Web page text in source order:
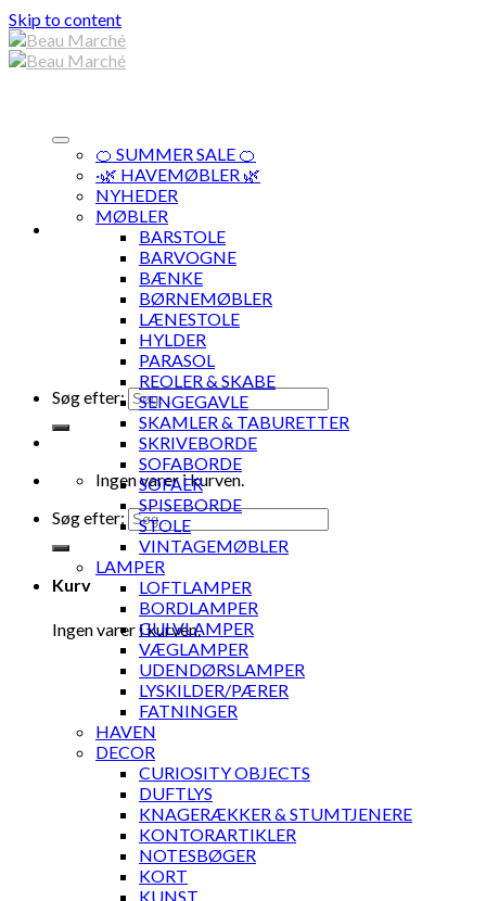
Skip to content
Søg efter:
Ingen varer i kurven.
Søg efter:
Kurv
Ingen varer i kurven.
🍊 SUMMER SALE 🍊
·🌿 HAVEMØBLER 🌿
NYHEDER
MØBLER
BARSTOLE
BARVOGNE
BÆNKE
BØRNEMØBLER
LÆNESTOLE
HYLDER
PARASOL
REOLER & SKABE
SENGEGAVLE
SKAMLER & TABURETTER
SKRIVEBORDE
SOFABORDE
SOFAER
SPISEBORDE
STOLE
VINTAGEMØBLER
LAMPER
LOFTLAMPER
BORDLAMPER
GULVLAMPER
VÆGLAMPER
UDENDØRSLAMPER
LYSKILDER/PÆRER
FATNINGER
HAVEN
DECOR
CURIOSITY OBJECTS
DUFTLYS
KNAGERÆKKER & STUMTJENERE
KONTORARTIKLER
NOTESBØGER
KORT
KUNST